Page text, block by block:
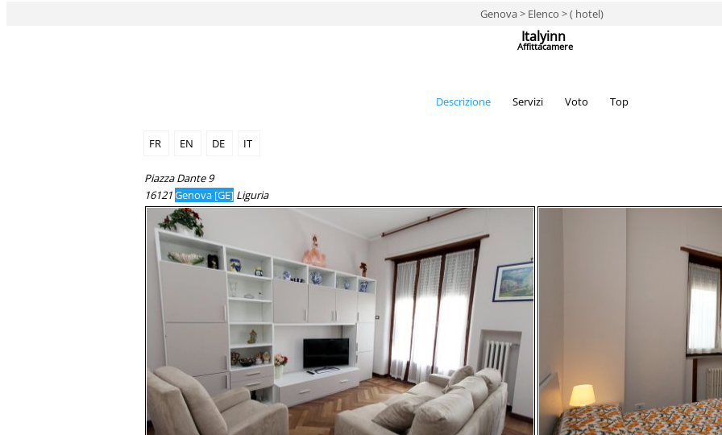
Genova > Elenco > ( hotel)
Italyinn
Affittacamere
Descrizione Servizi Voto Top
FR EN DE IT
Piazza Dante 9
16121Genova [GE] Liguria